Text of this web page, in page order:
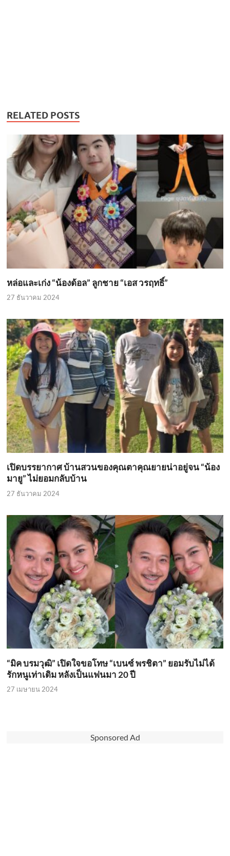
RELATED POSTS
หล่อและเก่ง “น้องด้อล” ลูกชาย “เอส วรฤทธิ์”
27 ธันวาคม 2024
เปิดบรรยากาศ บ้านสวนของคุณตาคุณยายน่าอยู่จน “น้อง
มายู” ไม่ยอมกลับบ้าน
27 ธันวาคม 2024
“มิค บรมวุฒิ” เปิดใจขอโทษ “เบนซ์ พรชิตา” ยอมรับไม่ได้
รักหนูเท่าเดิม หลังเป็นแฟนมา 20 ปี
27 เมษายน 2024
Sponsored Ad